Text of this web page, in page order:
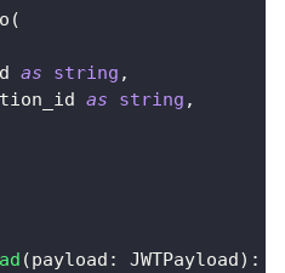
(
as string ,
as string ,
(payload : JWTPayload) :